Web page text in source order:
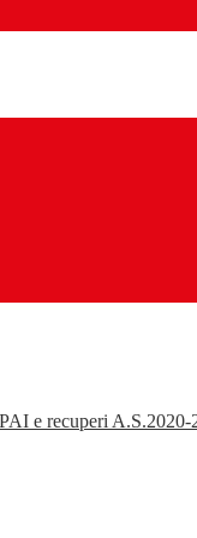
e recuperi A.S.2020-